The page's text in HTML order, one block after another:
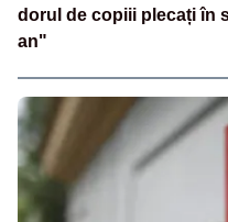
dorul de copiii plecați în
an"